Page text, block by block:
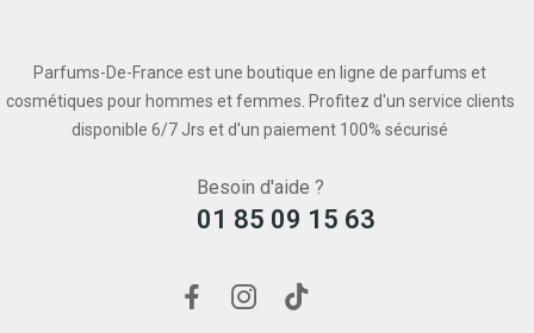
Parfums-De-France est une boutique en ligne de parfums et
cosmétiques pour hommes et femmes. Profitez d'un service clients
disponible 6/7 Jrs et d'un paiement 100% sécurisé
Besoin d'aide ?
01 85 09 15 63